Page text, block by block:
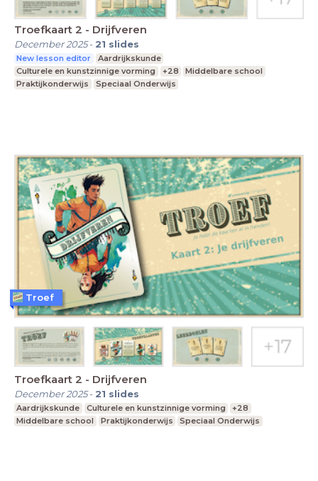
Troefkaart 2 - Drijfveren
December 2025- 21 slides
New lesson editor
Aardrijkskunde
Culturele en kunstzinnige vorming
+28
Middelbare school
Praktijkonderwijs
Speciaal Onderwijs
Troefkaart 2 - Drijfveren
December 2025- 21 slides
Aardrijkskunde Culturele en kunstzinnige vorming
+28
Middelbare school
Praktijkonderwijs Speciaal Onderwijs
Troef